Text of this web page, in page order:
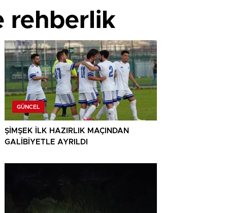
rehberlik
GÜNCEL
ŞİMŞEK İLK HAZIRLIK MAÇINDAN
GALİBİYETLE AYRILDI